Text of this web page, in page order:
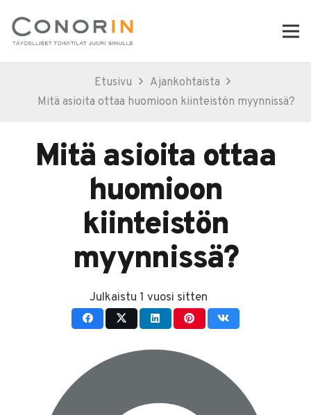
Etusivu
Ajankohtaista
Mitä asioita ottaa huomioon kiinteistön myynnissä?
Mitä asioita ottaa
huomioon
kiinteistön
myynnissä?
Julkaistu 1 vuosi sitten